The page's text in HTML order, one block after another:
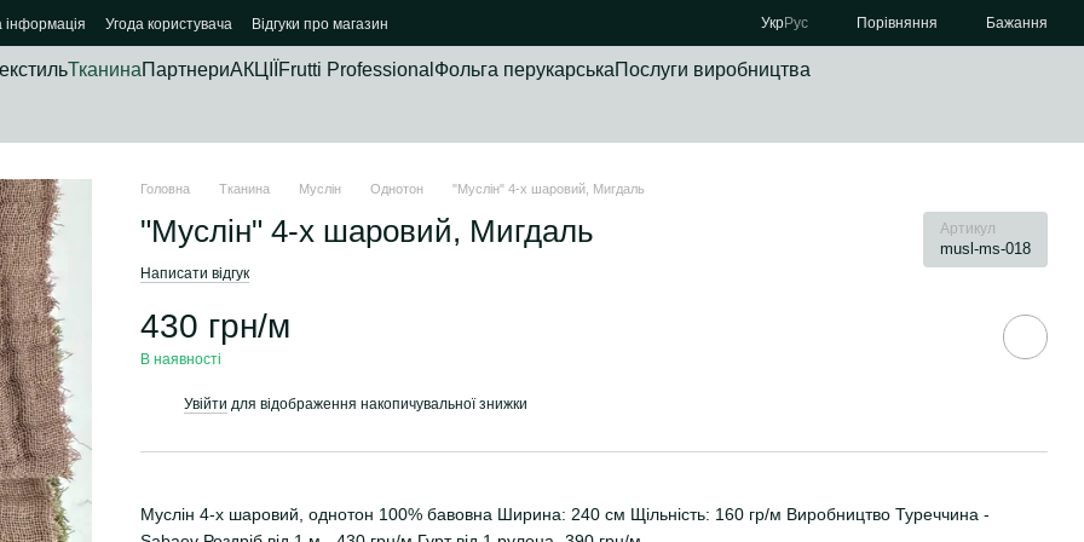
інформація Угода користувача Відгуки про магазин УкрРус Порівняння Бажання
ТканинаПартнериАКЦІЇ Frutti Professional Фольга перукарськаПослуги виробництва
Головна Тканина Муслін Однотон "Муслін" 4-х шаровий, Мигдаль
"Муслін" 4-х шаровий, Мигдаль Артикул
musl-ms-018
Написати відгук
430 грн/м
В наявності
Увійти для відображення накопичувальної знижки
Муслін 4-х шаровий, однотон 100% бавовна Ширина: 240 см Щільність: 160 гр/м Виробництво Туреччина -